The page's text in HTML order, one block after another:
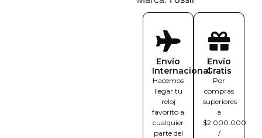
Envío
Internacional
Hacemos
llegar tu
reloj
favorito a
cualquier
parte del
Envío
Gratis
Por
compras
superiores
a
$2.000.000
/